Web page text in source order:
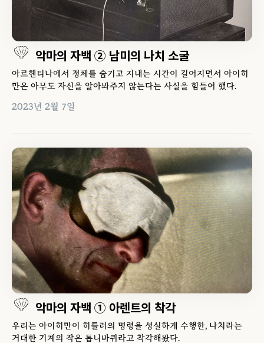
악마의 자백 ② 남미의 나치 소굴
아르헨티나에서 정체를 숨기고 지내는 시간이 길어지면서 아이히
만은 아무도 자신을 알아봐주지 않는다는 사실을 힘들어 했다.
2023년 2월 7일
악마의 자백 ① 아렌트의 착각
우리는 아이히만이 히틀러의 명령을 성실하게 수행한, 나치라는
거대한 기계의 작은 톱니바퀴라고 착각해왔다.